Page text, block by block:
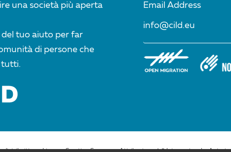
una società più aperta
tuo aiuto per far
di persone che
tutti.
Email Address
info@cild.eu